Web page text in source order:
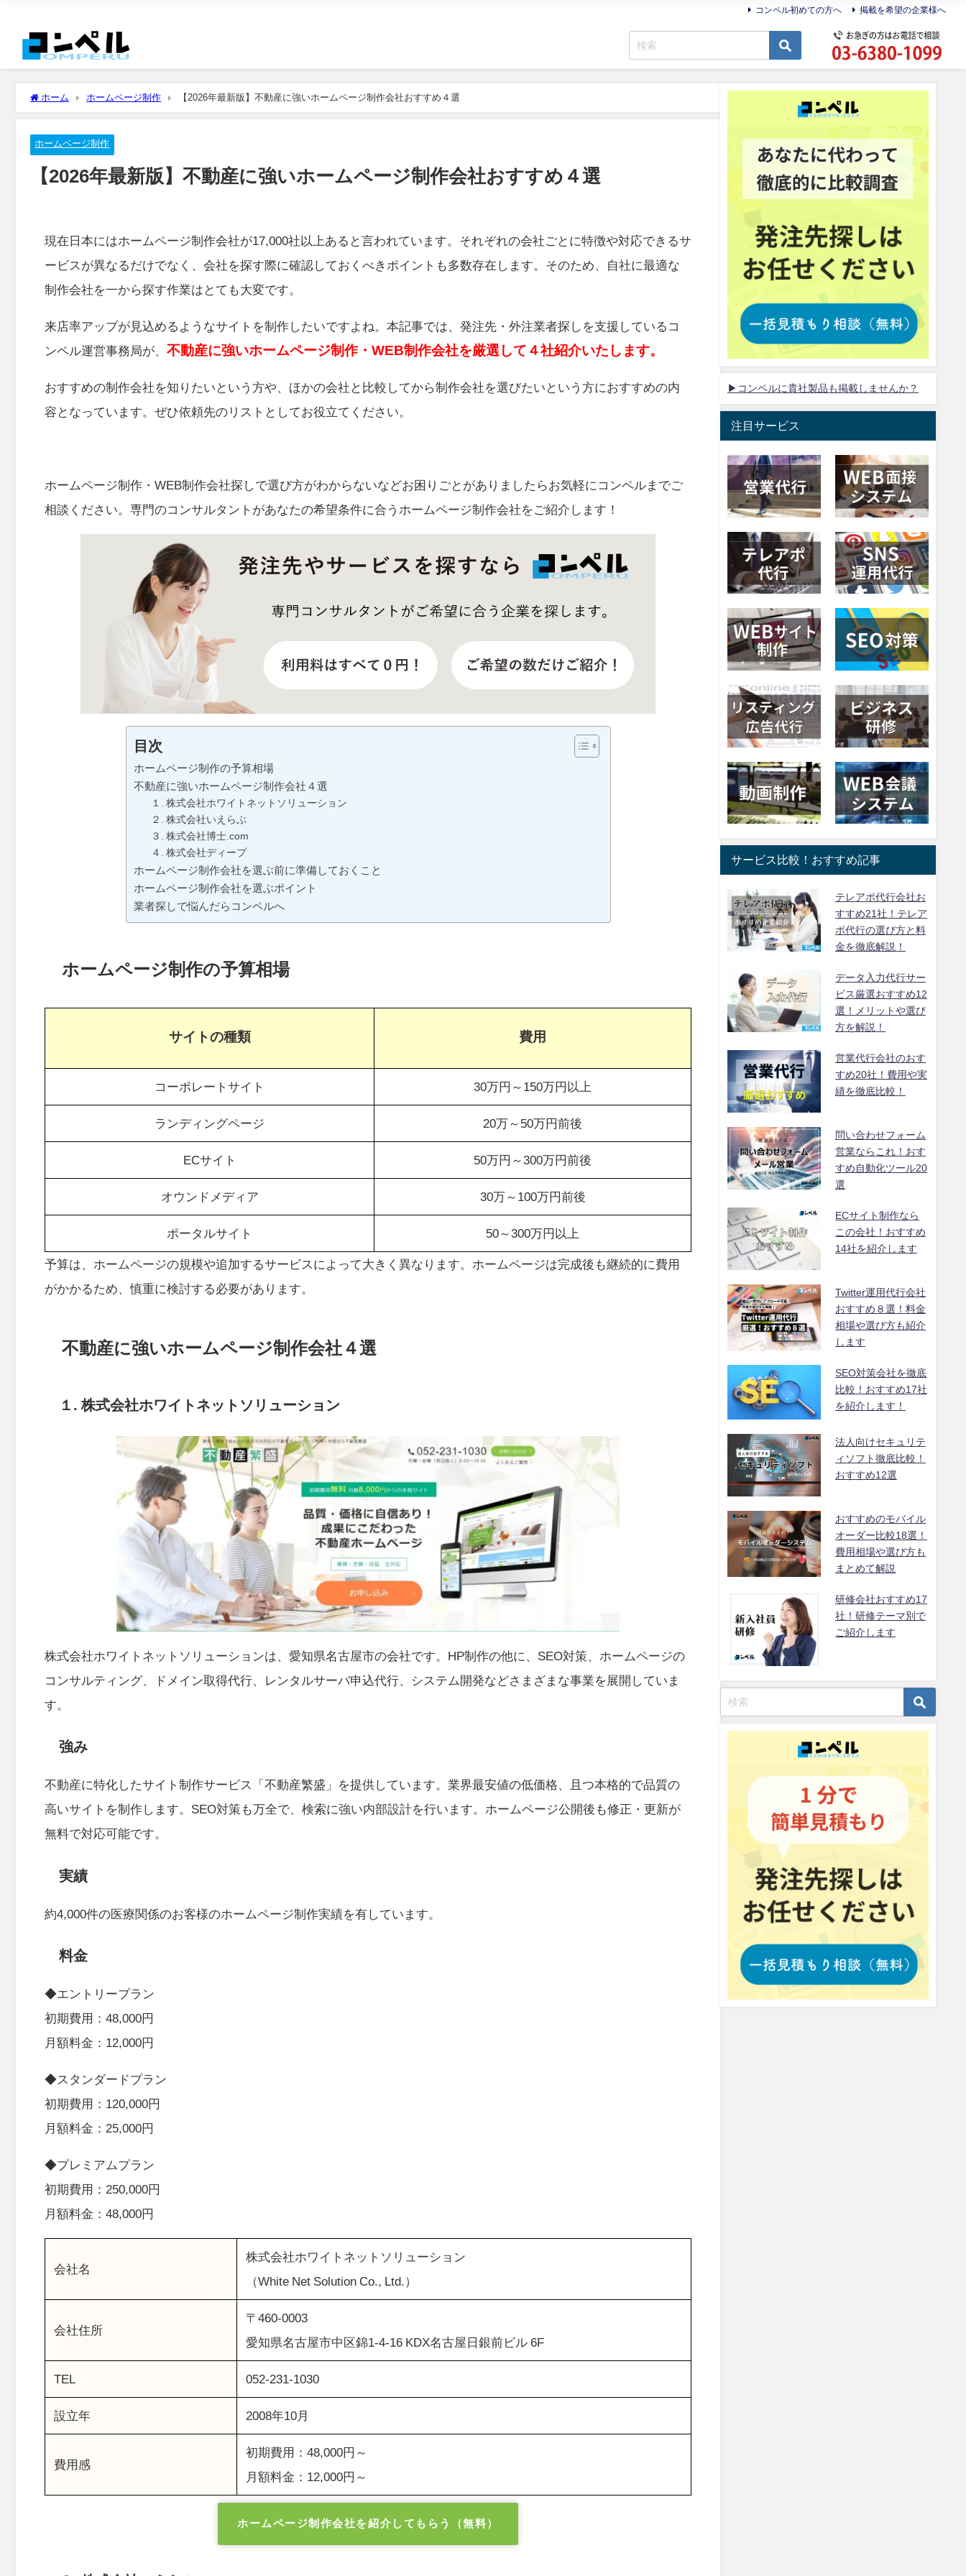
コンペル初めての方へ 掲載を希望の企業様へ
ホーム ホームページ制作 【2026年最新版】不動産に強いホームページ制作会社おすすめ４選
ホームページ制作
【2026年最新版】不動産に強いホームページ制作会社おすすめ４選
現在日本にはホームページ制作会社が17,000社以上あると言われています。それぞれの会社ごとに特徴や対応できるサ
ービスが異なるだけでなく、会社を探す際に確認しておくべきポイントも多数存在します。そのため、自社に最適な
制作会社を一から探す作業はとても大変です。
来店率アップが見込めるようなサイトを制作したいですよね。本記事では、発注先・外注業者探しを支援しているコ
ンペル運営事務局が、 不動産に強いホームページ制作・WEB制作会社を厳選して４社紹介いたします。
おすすめの制作会社を知りたいという方や、ほかの会社と比較してから制作会社を選びたいという方におすすめの内
容となっています。ぜひ依頼先のリストとしてお役立てください。
ホームページ制作・WEB制作会社探しで選び方がわからないなどお困りごとがありましたらお気軽にコンペルまでご
相談ください。専門のコンサルタントがあなたの希望条件に合うホームページ制作会社をご紹介します！
目次
ホームページ制作の予算相場
不動産に強いホームページ制作会社４選
１. 株式会社ホワイトネットソリューション
２. 株式会社いえらぶ
３. 株式会社博士.com
４. 株式会社ディープ
ホームページ制作会社を選ぶ前に準備しておくこと
ホームページ制作会社を選ぶポイント
業者探しで悩んだらコンペルへ
ホームページ制作の予算相場
サイトの種類 費用
コーポレートサイト 30万円～150万円以上
ランディングページ 20万～50万円前後
ECサイト 50万円～300万円前後
オウンドメディア 30万～100万円前後
ポータルサイト 50～300万円以上
予算は、ホームページの規模や追加するサービスによって大きく異なります。ホームページは完成後も継続的に費用
がかかるため、慎重に検討する必要があります。
不動産に強いホームページ制作会社４選
１.株式会社ホワイトネットソリューション
株式会社ホワイトネットソリューションは、愛知県名古屋市の会社です。HP制作の他に、SEO対策、ホームページの
コンサルティング、ドメイン取得代行、レンタルサーバ申込代行、システム開発などさまざまな事業を展開していま
す。
強み
不動産に特化したサイト制作サービス「不動産繁盛」を提供しています。業界最安値の低価格、且つ本格的で品質の
高いサイトを制作します。SEO対策も万全で、検索に強い内部設計を行います。ホームページ公開後も修正・更新が
無料で対応可能です。
実績
約4,000件の医療関係のお客様のホームページ制作実績を有しています。
料金
◆エントリープラン
初期費用：48,000円
月額料金：12,000円
◆スタンダードプラン
初期費用：120,000円
月額料金：25,000円
◆プレミアムプラン
初期費用：250,000円
月額料金：48,000円
会社名
株式会社ホワイトネットソリューション
（White Net Solution Co., Ltd.）
会社住所
〒460-0003
愛知県名古屋市中区錦1-4-16 KDX名古屋日銀前ビル 6F
TEL 052-231-1030
設立年 2008年10月
費用感
初期費用：48,000円～
月額料金：12,000円～
ホームページ制作会社を紹介してもらう（無料）
▶コンペルに貴社製品も掲載しませんか？
注目サービス
サービス比較！おすすめ記事
テレアポ代行会社お
すすめ21社！テレア
ポ代行の選び方と料
金を徹底解説！
データ入力代行サー
ビス厳選おすすめ12
選！メリットや選び
方を解説！
営業代行会社のおす
すめ20社！費用や実
績を徹底比較！
問い合わせフォーム
営業ならこれ！おす
すめ自動化ツール20
選
ECサイト制作なら
この会社！おすすめ
14社を紹介します
Twitter運用代行会社
おすすめ８選！料金
相場や選び方も紹介
します
SEO対策会社を徹底
比較！おすすめ17社
を紹介します！
法人向けセキュリテ
ィソフト徹底比較！
おすすめ12選
おすすめのモバイル
オーダー比較18選！
費用相場や選び方も
まとめて解説
研修会社おすすめ17
社！研修テーマ別で
ご紹介します